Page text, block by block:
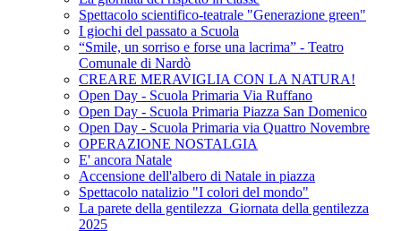
Spettacolo scientifico-teatrale "Generazione green"
I giochi del passato a Scuola
“Smile, un sorriso e forse una lacrima” - Teatro
Comunale di Nardò
CREARE MERAVIGLIA CON LA NATURA!
Open Day - Scuola Primaria Via Ruffano
Open Day - Scuola Primaria Piazza San Domenico
Open Day - Scuola Primaria via Quattro Novembre
OPERAZIONE NOSTALGIA
E' ancora Natale
Accensione dell'albero di Natale in piazza
Spettacolo natalizio "I colori del mondo"
La parete della gentilezza_Giornata della gentilezza
2025